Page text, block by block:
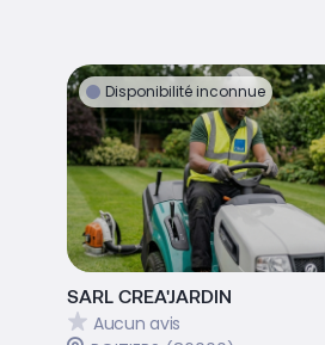
Disponibilité inconnue
SARL CREA'JARDIN
Aucun avis